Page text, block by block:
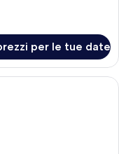
per le tue date